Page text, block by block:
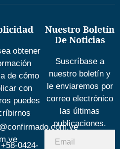
obtener
de cómo
con
puedes
+58-0424-
Nuestro Boletín
De Noticias
Suscríbase a
nuestro boletín y
le enviaremos por
correo electrónico
las últimas
publicaciones.